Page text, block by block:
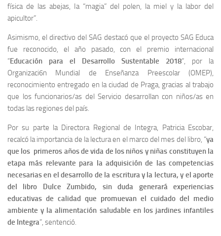
física de las abejas, Ia “magia” del polen, la miel y la labor del
apicultor”.
Asimismo, el directivo del SAG destacó que el proyecto SAG Educa
fue reconocido, el año pasado, con el premio internacional
“Educación para el Desarrollo Sustentable 2018“, por la
Organizaci6n Mundial de Enseñanza Preescolar (OMEP),
reconocimiento entregado en la ciudad de Praga, gracias al trabajo
que los funcionarios/as del Servicio desarrollan con niños/as en
todas las regiones del país.
Por su parte la Directora Regional de Integra, Patricia Escobar,
recalcó la importancia de la lectura en el marco del mes del libro, “ya
que los primeros años de vida de los niños y niñas constituyen la
etapa más relevante para la adquisición de las competencias
necesarias en el desarrollo de la escritura y la lectura, y el aporte
del libro Dulce Zumbido, sin duda generará experiencias
educativas de calidad que promuevan el cuidado del medio
ambiente y la alimentación saludable en los jardines infantiles
de Integra”, sentenció.